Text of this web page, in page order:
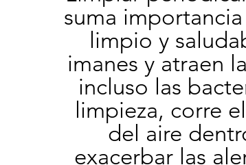
suma
limpio y
imanes y atraen
incluso las
limpieza, corre
del aire
exacerbar las